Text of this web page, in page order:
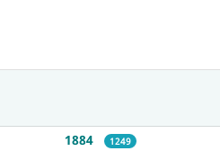
1884 1249